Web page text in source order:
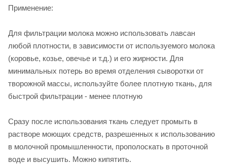
Применение:
Для фильтрации молока можно использовать лавсан
любой плотности, в зависимости от используемого молока
(коровье, козье, овечье и т.д.) и его жирности. Для
минимальных потерь во время отделения сыворотки от
творожной массы, используйте более плотную ткань, для
быстрой фильтрации - менее плотную
Сразу после использования ткань следует промыть в
растворе моющих средств, разрешенных к использованию
в молочной промышленности, прополоскать в проточной
воде и высушить. Можно кипятить.